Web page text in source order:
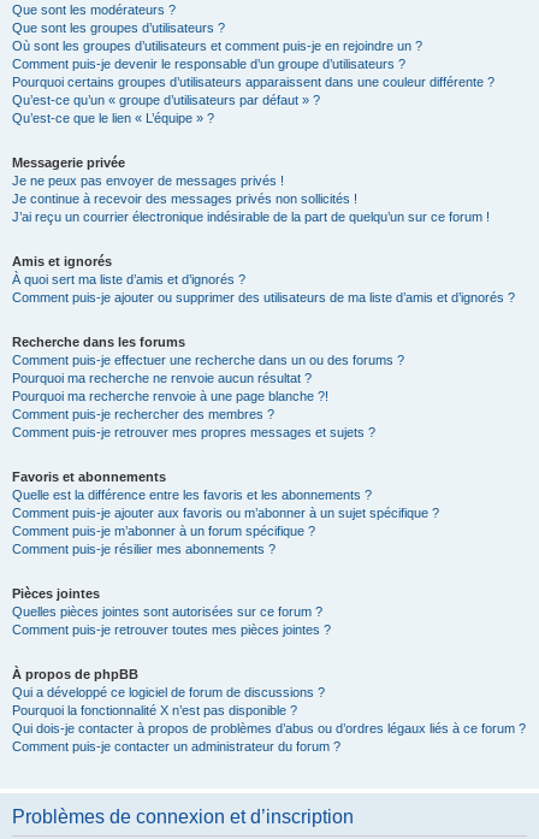
Que sont les modérateurs ?
Que sont les groupes d’utilisateurs ?
Où sont les groupes d’utilisateurs et comment puis-je en rejoindre un ?
Comment puis-je devenir le responsable d’un groupe d’utilisateurs ?
Pourquoi certains groupes d’utilisateurs apparaissent dans une couleur différente ?
Qu’est-ce qu’un « groupe d’utilisateurs par défaut » ?
Qu’est-ce que le lien « L’équipe » ?
Messagerie privée
Je ne peux pas envoyer de messages privés !
Je continue à recevoir des messages privés non sollicités !
J’ai reçu un courrier électronique indésirable de la part de quelqu’un sur ce forum !
Amis et ignorés
À quoi sert ma liste d’amis et d’ignorés ?
Comment puis-je ajouter ou supprimer des utilisateurs de ma liste d’amis et d’ignorés ?
Recherche dans les forums
Comment puis-je effectuer une recherche dans un ou des forums ?
Pourquoi ma recherche ne renvoie aucun résultat ?
Pourquoi ma recherche renvoie à une page blanche ?!
Comment puis-je rechercher des membres ?
Comment puis-je retrouver mes propres messages et sujets ?
Favoris et abonnements
Quelle est la différence entre les favoris et les abonnements ?
Comment puis-je ajouter aux favoris ou m’abonner à un sujet spécifique ?
Comment puis-je m’abonner à un forum spécifique ?
Comment puis-je résilier mes abonnements ?
Pièces jointes
Quelles pièces jointes sont autorisées sur ce forum ?
Comment puis-je retrouver toutes mes pièces jointes ?
À propos de phpBB
Qui a développé ce logiciel de forum de discussions ?
Pourquoi la fonctionnalité X n’est pas disponible ?
Qui dois-je contacter à propos de problèmes d’abus ou d’ordres légaux liés à ce forum ?
Comment puis-je contacter un administrateur du forum ?
Problèmes de connexion et d’inscription